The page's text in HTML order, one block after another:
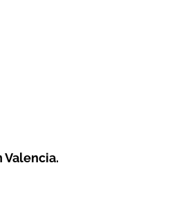
Valencia.